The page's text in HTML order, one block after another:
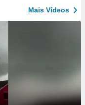
Mais Vídeos